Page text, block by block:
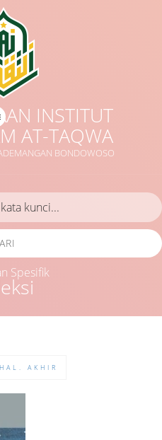
INSTITUT
AT-TAQWA
BONDOWOSO
Spesifik
HAL. AKHIR